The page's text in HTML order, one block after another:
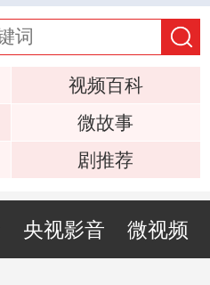
视频百科
微故事
剧推荐
央视影音 微视频